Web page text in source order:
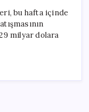
bu hafta içinde
milyar dolara